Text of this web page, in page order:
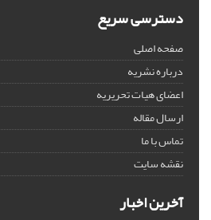
دسترسی سریع
صفحه اصلی
درباره نشریه
اعضای هیات تحریریه
ارسال مقاله
تماس با ما
نقشه سایت
آخرین اخبار